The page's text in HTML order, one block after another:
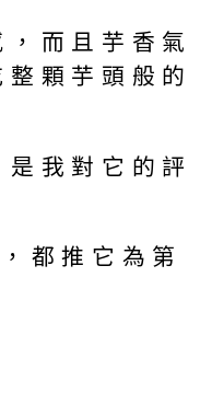
而且芋香氣
顆芋頭般的
我對它的評
都推它為第